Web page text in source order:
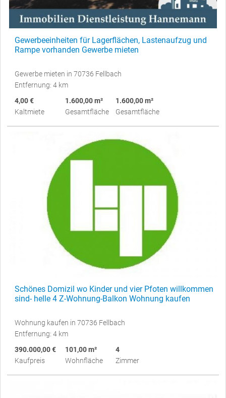
Gewerbeeinheiten für Lagerflächen, Lastenaufzug und
Rampe vorhanden Gewerbe mieten
Gewerbe mieten in 70736 Fellbach
Entfernung: 4 km
4,00 €
Kaltmiete
1.600,00 m²
Gesamtfläche
1.600,00 m²
Gesamtfläche
Schönes Domizil wo Kinder und vier Pfoten willkommen
sind- helle 4 Z-Wohnung-Balkon Wohnung kaufen
Wohnung kaufen in 70736 Fellbach
Entfernung: 4 km
390.000,00 €
Kaufpreis
101,00 m²
Wohnfläche
4
Zimmer